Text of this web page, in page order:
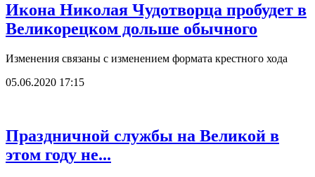
Икона Николая Чудотворца пробудет в
Великорецком дольше обычного
Изменения связаны с изменением формата крестного хода
05.06.2020 17:15
Праздничной службы на Великой в
этом году не...